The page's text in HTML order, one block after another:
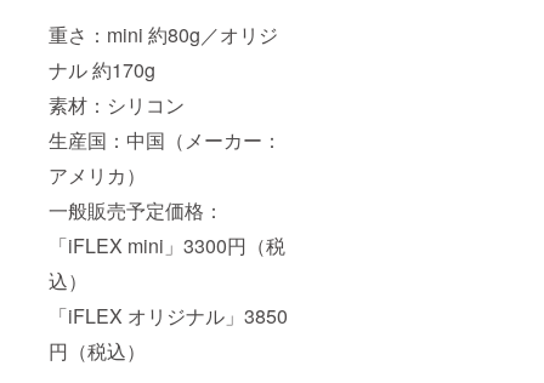
重さ：mini 約80g／オリジ
ナル 約170g
素材：シリコン
生産国：中国（メーカー：
アメリカ）
一般販売予定価格：
「iFLEX mini」3300円（税
込）
「iFLEX オリジナル」3850
円（税込）